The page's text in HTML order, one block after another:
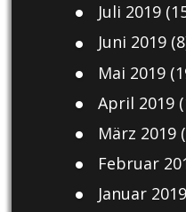
Juli 2019
Juni 2019
Mai 2019
April 2019
März 2019
Februar
Januar 2019